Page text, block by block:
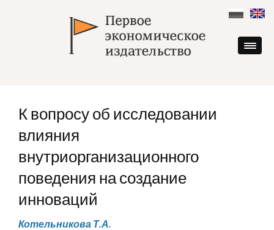
content
К вопросу об исследовании
влияния
внутриорганизационного
поведения на создание
инноваций
Котельникова Т.А.